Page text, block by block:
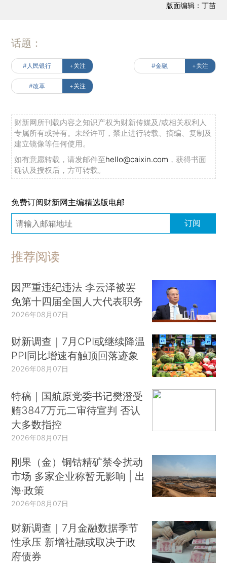
版面编辑：丁苗
话题：
#人民银行 +关注 #金融 +关注
#改革 +关注
财新网所刊载内容之知识产权为财新传媒及/或相关权利人
专属所有或持有。未经许可，禁止进行转载、摘编、复制及
建立镜像等任何使用。
如有意愿转载，请发邮件至hello@caixin.com ，获得书面
确认及授权后，方可转载。
免费订阅财新网主编精选版电邮
订阅
推荐阅读
因严重违纪违法 李云泽被罢
免第十四届全国人大代表职务
2026年08月07日
财新调查｜7月CPI或继续降温
PPI同比增速有触顶回落迹象
2026年08月07日
特稿｜国航原党委书记樊澄受
贿3847万元二审待宣判 否认
大多数指控
2026年08月07日
刚果（金）铜钴精矿禁令扰动
市场 多家企业称暂无影响 | 出
海·政策
2026年08月07日
财新调查｜7月金融数据季节
性承压 新增社融或取决于政
府债券